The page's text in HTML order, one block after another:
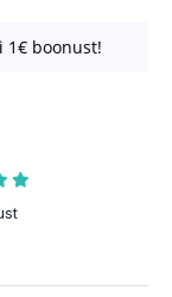
1€ boonust!